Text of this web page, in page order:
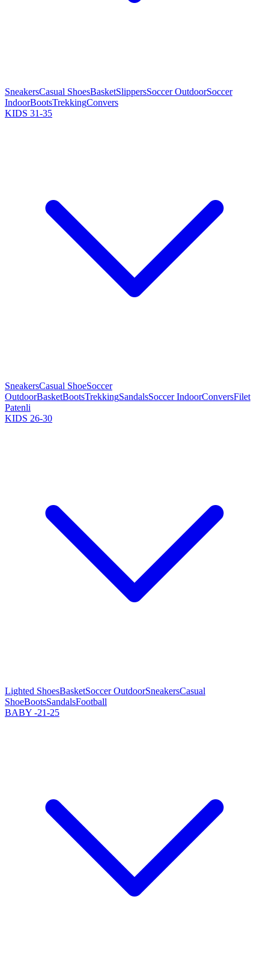
SneakersCasual ShoesBasketSlippersSoccer OutdoorSoccer
IndoorBootsTrekkingConvers
KIDS 31-35
SneakersCasual ShoeSoccer
OutdoorBasketBootsTrekkingSandalsSoccer IndoorConversFilet
Patenli
KIDS 26-30
Lighted ShoesBasketSoccer OutdoorSneakersCasual
ShoeBootsSandalsFootball
BABY -21-25